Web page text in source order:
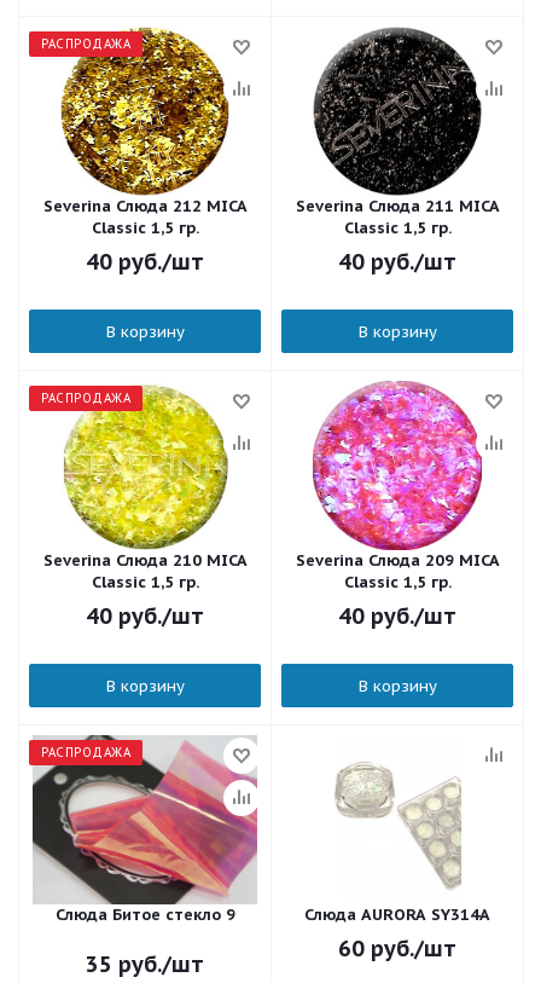
РАСПРОДАЖА
Severina Слюда 212 MICA
Classic 1,5 гр.
40 руб./шт
В корзину
Severina Слюда 211 MICA
Classic 1,5 гр.
40 руб./шт
В корзину
РАСПРОДАЖА
Severina Слюда 210 MICA
Classic 1,5 гр.
40 руб./шт
В корзину
Severina Слюда 209 MICA
Classic 1,5 гр.
40 руб./шт
В корзину
РАСПРОДАЖА
Слюда Битое стекло 9
35 руб./шт
Слюда AURORA SY314A
60 руб./шт